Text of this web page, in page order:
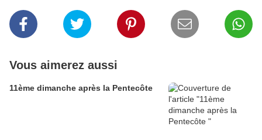
Vous aimerez aussi
11ème dimanche après la Pentecôte